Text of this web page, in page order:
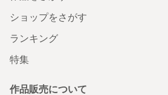
ショップをさがす
ランキング
特集
作品販売について